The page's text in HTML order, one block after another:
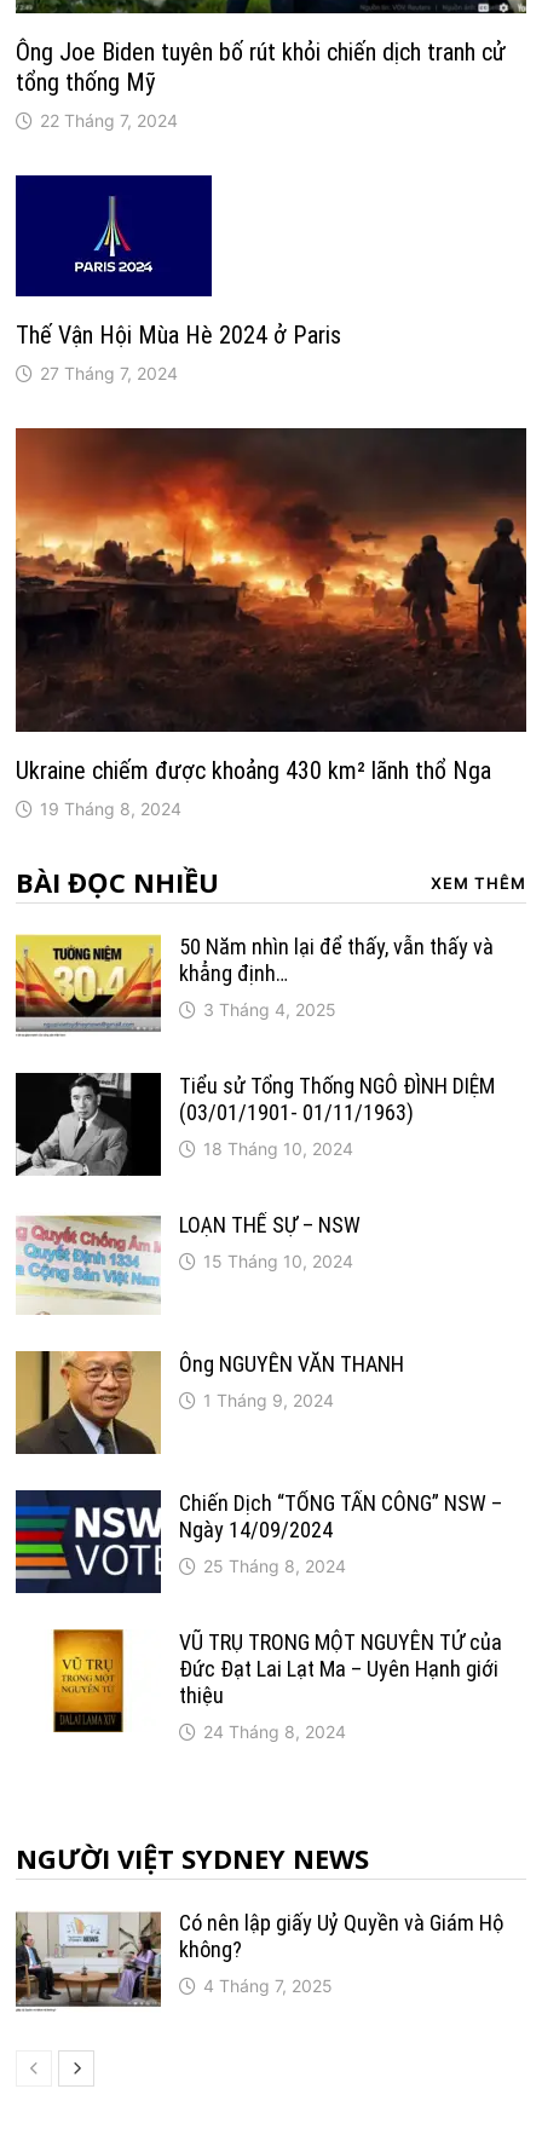
Ông Joe Biden tuyên bố rút khỏi chiến dịch tranh cử
tổng thống Mỹ
22 Tháng 7, 2024
Thế Vận Hội Mùa Hè 2024 ở Paris
27 Tháng 7, 2024
Ukraine chiếm được khoảng 430 km² lãnh thổ Nga
19 Tháng 8, 2024
BÀI ĐỌC NHIỀU XEM THÊM
50 Năm nhìn lại để thấy, vẫn thấy và
khẳng định…
3 Tháng 4, 2025
Tiểu sử Tổng Thống NGÔ ĐÌNH DIỆM
(03/01/1901- 01/11/1963)
18 Tháng 10, 2024
LOẠN THẾ SỰ – NSW
15 Tháng 10, 2024
Ông NGUYỄN VĂN THANH
1 Tháng 9, 2024
Chiến Dịch “TỔNG TẤN CÔNG” NSW –
Ngày 14/09/2024
25 Tháng 8, 2024
VŨ TRỤ TRONG MỘT NGUYÊN TỬ của
Đức Đạt Lai Lạt Ma – Uyên Hạnh giới
thiệu
24 Tháng 8, 2024
NGƯỜI VIỆT SYDNEY NEWS
Có nên lập giấy Uỷ Quyền và Giám Hộ
không?
4 Tháng 7, 2025